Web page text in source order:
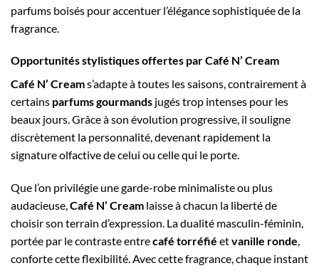
parfums boisés pour accentuer l’élégance sophistiquée de la
fragrance.
Opportunités stylistiques offertes par Café N’ Cream
Café N’ Creams’adapte à toutes les saisons, contrairement à
certains parfums gourmands jugés trop intenses pour les
beaux jours. Grâce à son évolution progressive, il souligne
discrètement la personnalité, devenant rapidement la
signature olfactive de celui ou celle qui le porte.
Que l’on privilégie une garde-robe minimaliste ou plus
audacieuse,Café N’ Cream laisse à chacun la liberté de
choisir son terrain d’expression. La dualité masculin-féminin,
portée par le contraste entrecafé torréfié etvanille ronde,
conforte cette flexibilité. Avec cette fragrance, chaque instant